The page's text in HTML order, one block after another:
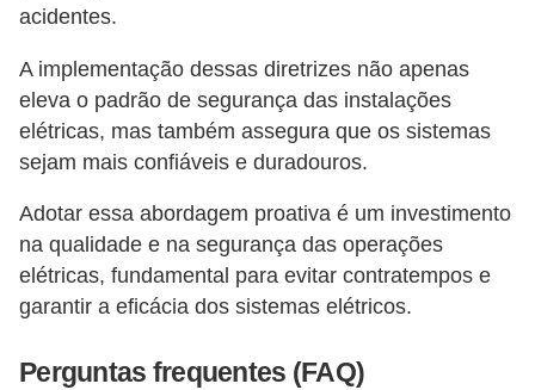
acidentes.
A implementação dessas diretrizes não apenas
eleva o padrão de segurança das instalações
elétricas, mas também assegura que os sistemas
sejam mais confiáveis e duradouros.
Adotar essa abordagem proativa é um investimento
na qualidade e na segurança das operações
elétricas, fundamental para evitar contratempos e
garantir a eficácia dos sistemas elétricos.
Perguntas frequentes (FAQ)